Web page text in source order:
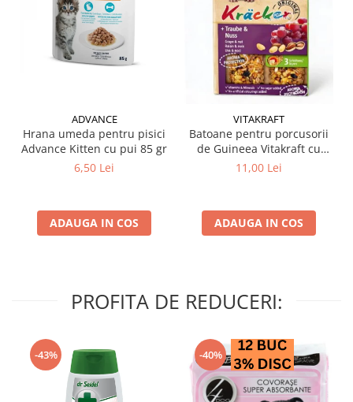
ADVANCE
Hrana umeda pentru pisici
Advance Kitten cu pui 85 gr
6,50 Lei
ADAUGA IN COS
VITAKRAFT
Batoane pentru porcusorii
de Guineea Vitakraft cu
struguri & nuci 2 buc
11,00 Lei
ADAUGA IN COS
PROFITA DE REDUCERI:
-43% -40%